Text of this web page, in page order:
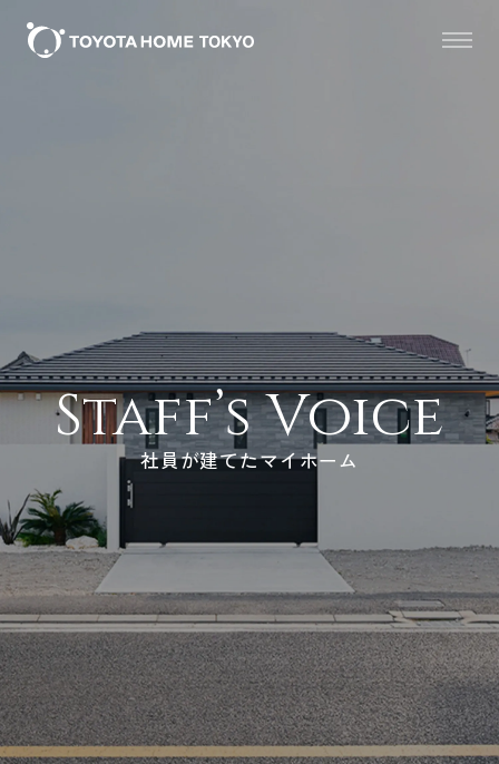
Staff’s Voice
社員が建てたマイホーム